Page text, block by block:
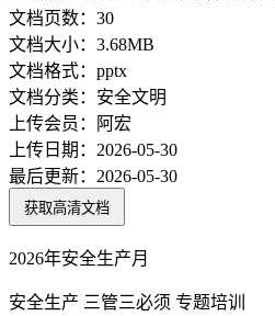
文档页数： 30
文档大小： 3.68MB
文档格式： pptx
文档分类： 安全文明
上传会员：
阿宏
上传日期： 2026-05-30
最后更新： 2026-05-30
获取高清文档
2026年安全生产月
安全生产 三管三必须 专题培训